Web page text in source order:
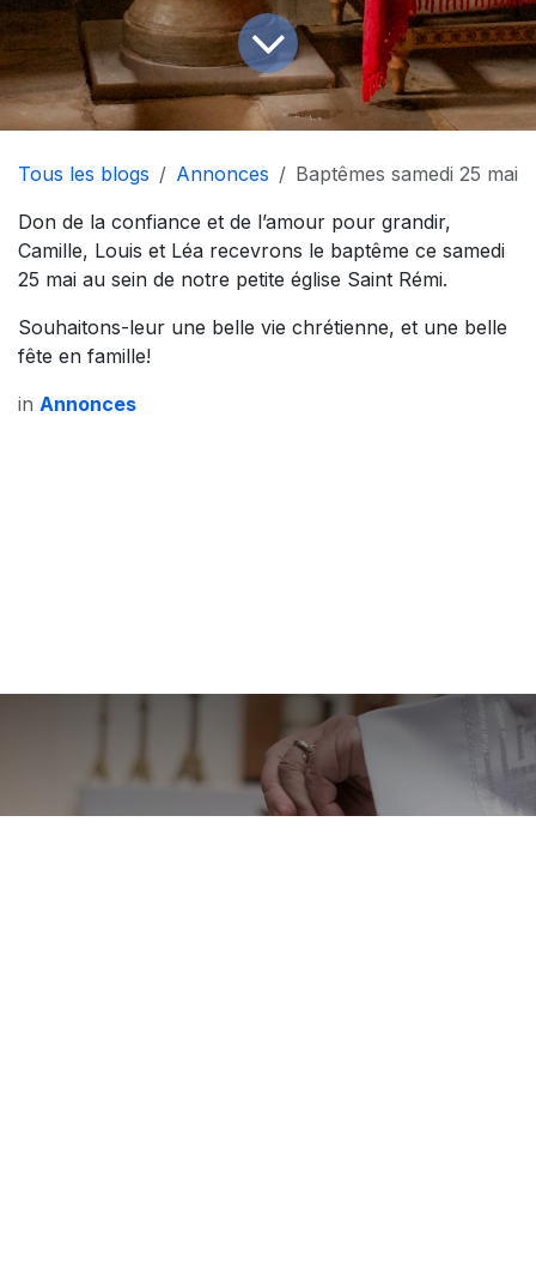
Tous les blogs Annonces
Baptêmes samedi 25 mai
Don de la confiance et de l’amour pour grandir,
Camille, Louis et Léa recevrons le baptême ce samedi
25 mai au sein de notre petite église Saint Rémi.
Souhaitons-leur une belle vie chrétienne, et une belle
fête en famille!
in Annonces